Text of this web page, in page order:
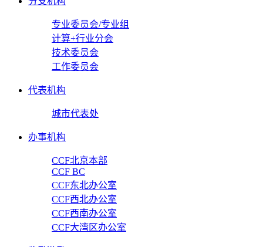
专业委员会/专业组
计算+行业分会
技术委员会
工作委员会
代表机构
城市代表处
办事机构
CCF北京本部
CCF BC
CCF东北办公室
CCF西北办公室
CCF西南办公室
CCF大湾区办公室